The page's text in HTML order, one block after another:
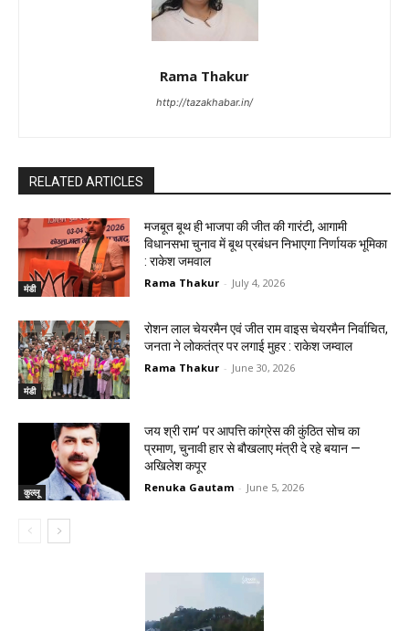
Rama Thakur
http://tazakhabar.in/
RELATED ARTICLES
मंडी
मजबूत बूथ ही भाजपा की जीत की गारंटी, आगामी
विधानसभा चुनाव में बूथ प्रबंधन निभाएगा निर्णायक भूमिका
: राकेश जमवाल
Rama Thakur - July 4, 2026
मंडी
रोशन लाल चेयरमैन एवं जीत राम वाइस चेयरमैन निर्वाचित,
जनता ने लोकतंत्र पर लगाई मुहर : राकेश जम्वाल
Rama Thakur - June 30, 2026
कुल्लू
जय श्री राम’ पर आपत्ति कांग्रेस की कुंठित सोच का
प्रमाण, चुनावी हार से बौखलाए मंत्री दे रहे बयान —
अखिलेश कपूर
Renuka Gautam - June 5, 2026